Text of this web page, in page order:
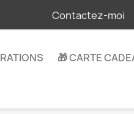
Contactez-moi
🎁 CARTE